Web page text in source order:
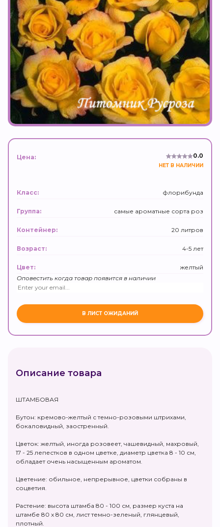
Цена: 0.0
НЕТ В НАЛИЧИИ
Класс: флорибунда
Группа: самые ароматные сорта роз
Контейнер: 20 литров
Возраст: 4-5 лет
Цвет:
желтый
Оповестить когда товар появится в наличии
Описание товара
ШТАМБОВАЯ
Бутон: кремово-желтый с темно-розовыми штрихами,
бокаловидный, заостренный.
Цветок: желтый, иногда розовеет, чашевидный, махровый,
17 - 25 лепестков в одном цветке, диаметр цветка 8 - 10 см,
обладает очень насыщенным ароматом.
Цветение: обильное, непрерывное, цветки собраны в
соцветия.
Растение: высота штамба 80 - 100 см, размер куста на
штамбе 80 х 80 см, лист темно-зеленый, глянцевый,
плотный.